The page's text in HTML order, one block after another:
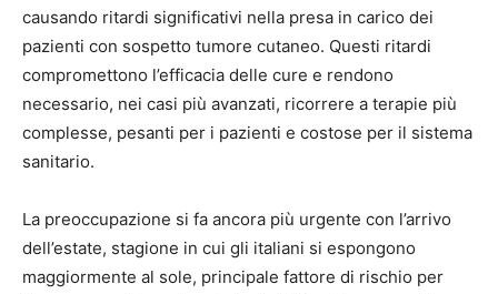
causando ritardi significativi nella presa in carico dei
pazienti con sospetto tumore cutaneo. Questi ritardi
compromettono l’efficacia delle cure e rendono
necessario, nei casi più avanzati, ricorrere a terapie più
complesse, pesanti per i pazienti e costose per il sistema
sanitario.
La preoccupazione si fa ancora più urgente con l’arrivo
dell’estate, stagione in cui gli italiani si espongono
maggiormente al sole, principale fattore di rischio per